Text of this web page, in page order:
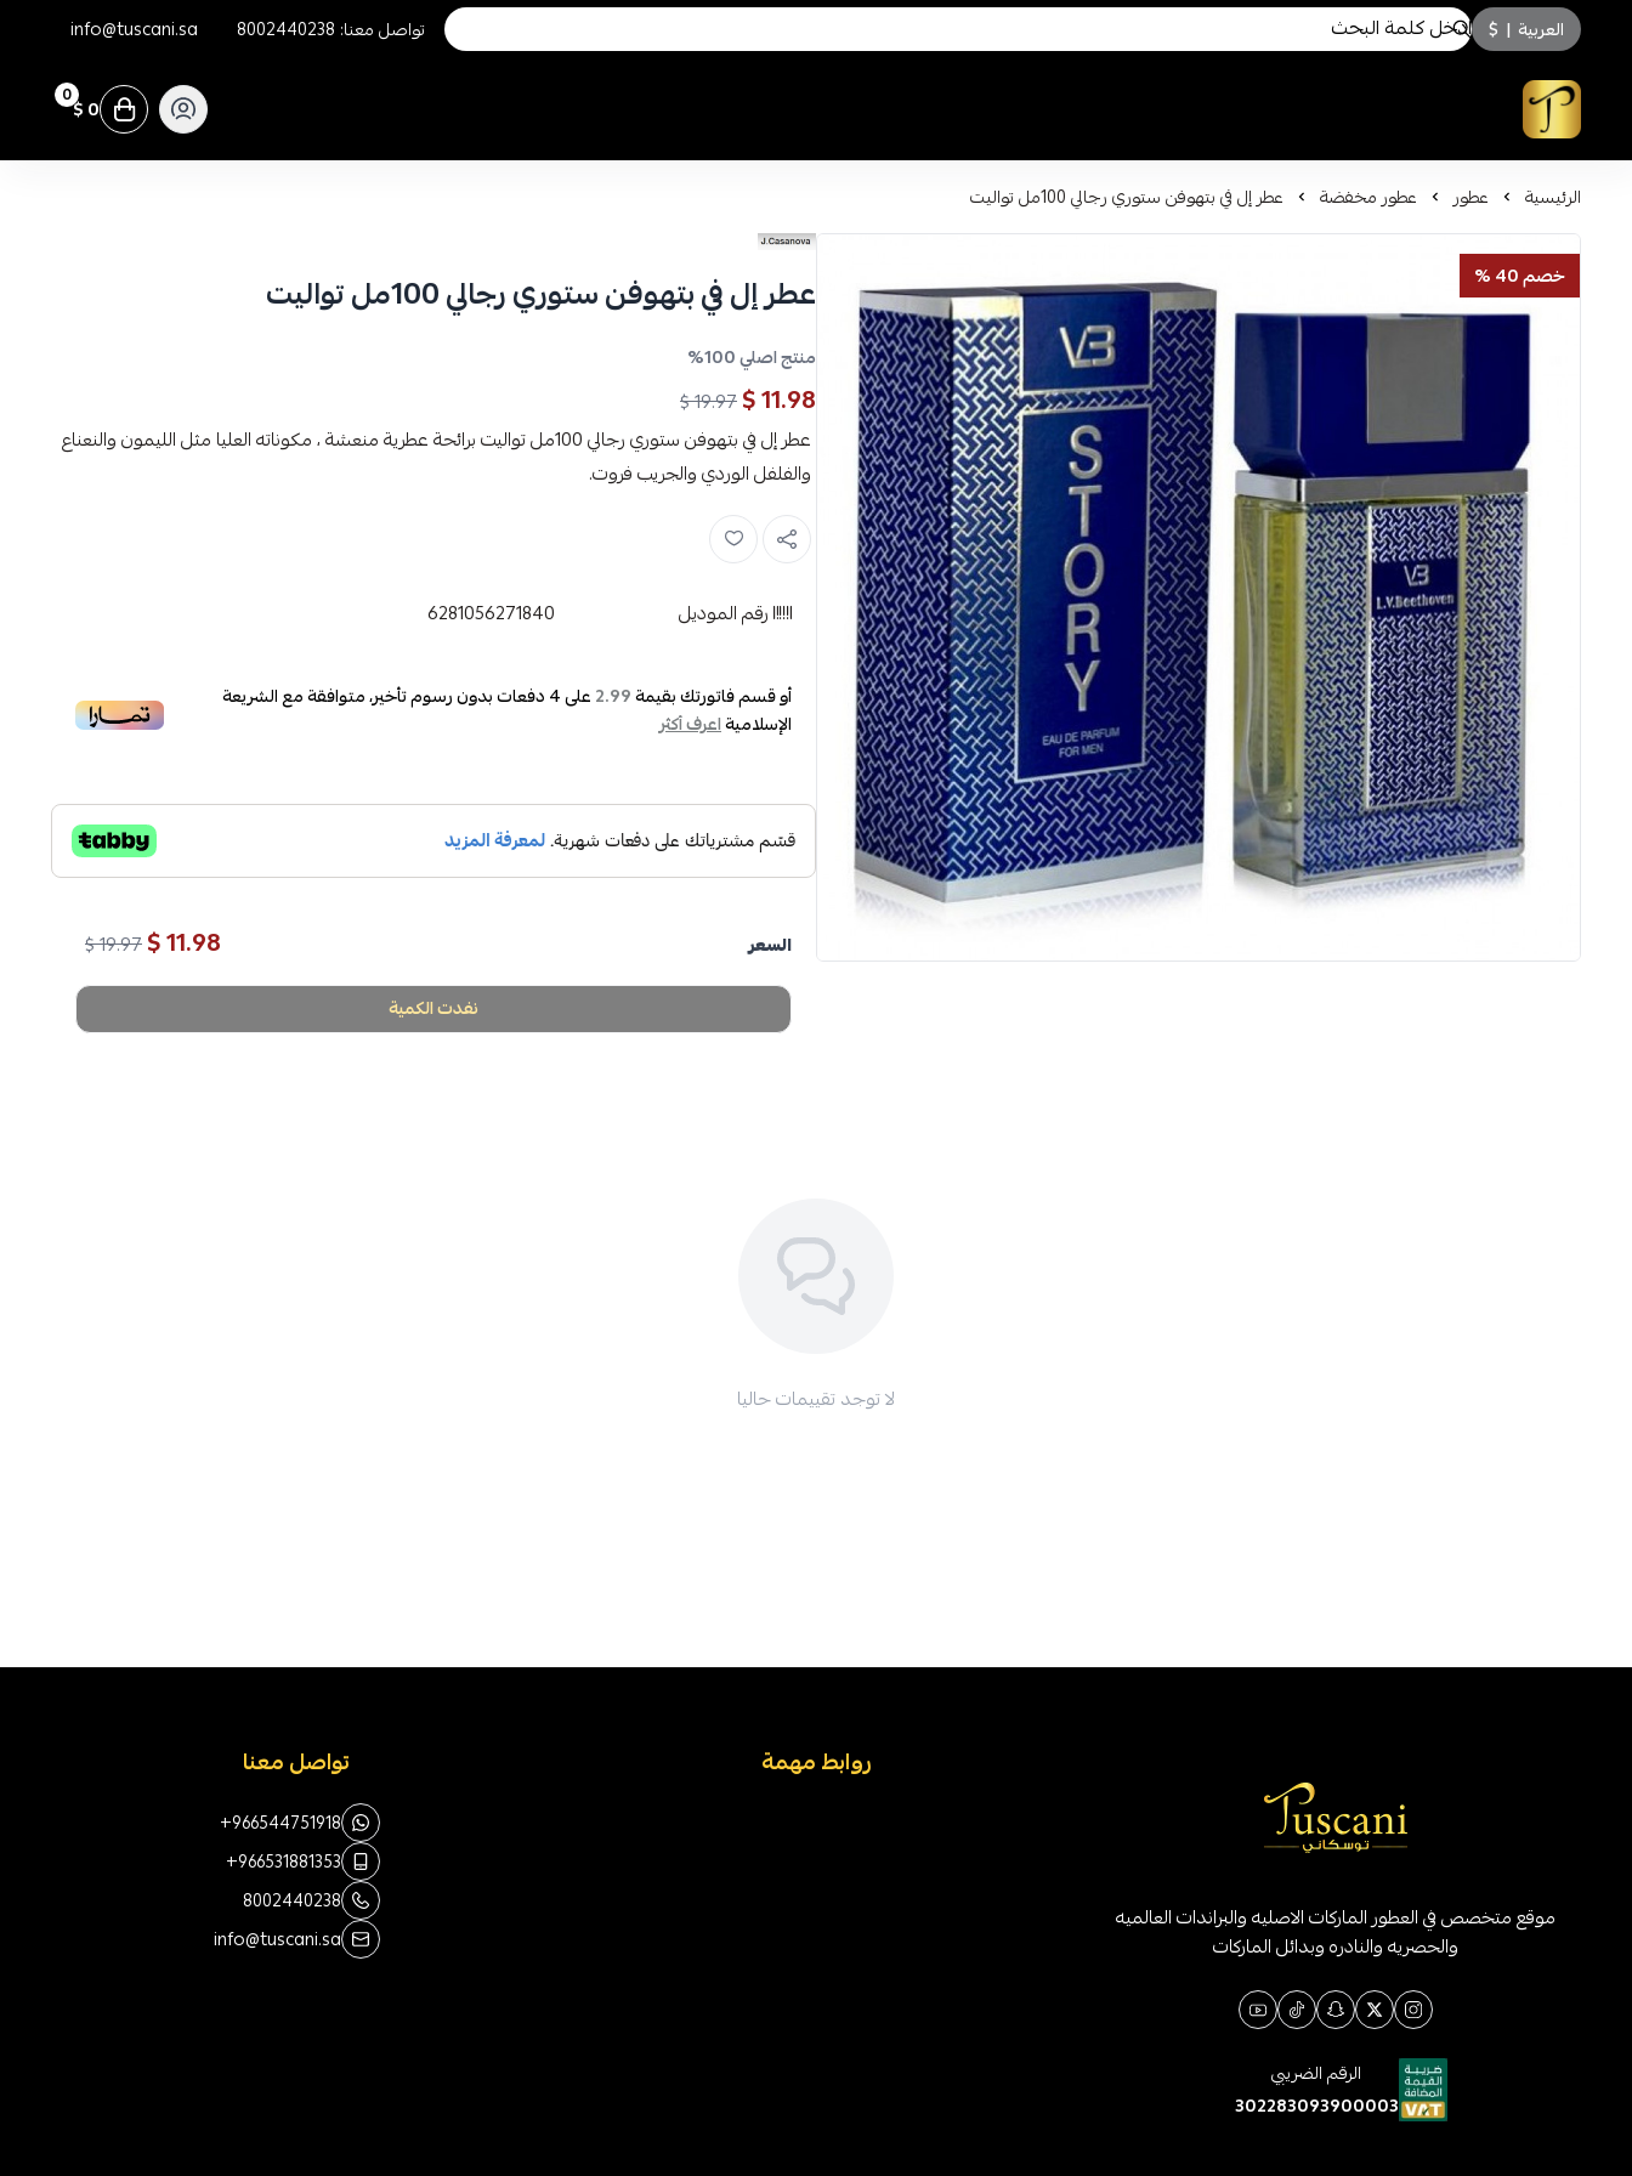
العربية |
$ تواصل معنا: 8002440238
info@tuscani.sa
توسكاني للعطور
0 0 $
الرئيسية عطور عطور مخفضة عطر إل في بتهوفن ستوري رجالي 100مل تواليت
خصم 40 % عطر إل في بتهوفن ستوري رجالي 100مل تواليت
منتج اصلي 100%
11.98 $
19.97 $
عطر إل في بتهوفن ستوري رجالي 100مل تواليت برائحة عطرية منعشة ، مكوناته العليا مثل الليمون والنعناع
والفلفل الوردي والجريب فروت.
رقم الموديل 6281056271840
أو قسم فاتورتك بقيمة2.99 على4دفعات بدون رسوم تأخير، متوافقة مع الشريعة
الإسلاميةاعرف أكثر
السعر 11.98 $
19.97 $
نفدت الكمية
لا توجد تقييمات حاليا
موقع متخصص في العطور الماركات الاصليه والبراندات العالميه
والحصريه والنادره وبدائل الماركات
الرقم الضريبي
302283093900003
روابط مهمة تواصل معنا
+966544751918
+966531881353
8002440238
info@tuscani.sa